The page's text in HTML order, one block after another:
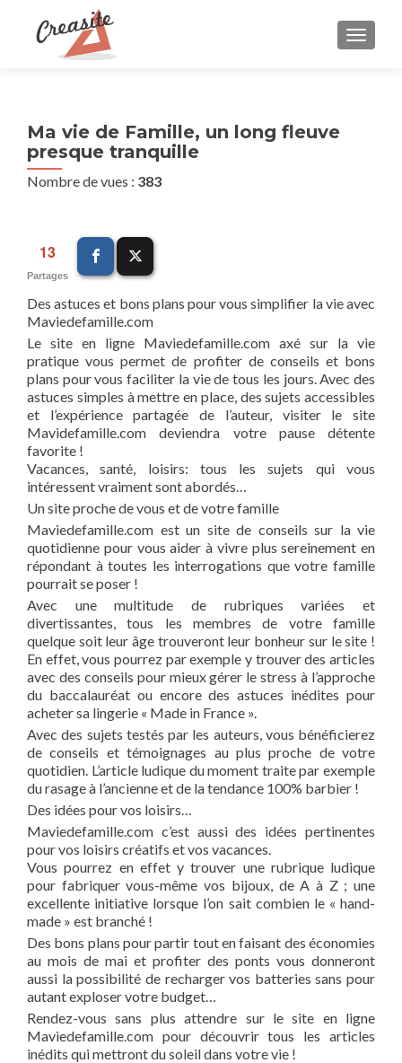
Ma vie de Famille, un long fleuve
presque tranquille
Nombre de vues : 383
13
Partages
Des astuces et bons plans pour vous simplifier la vie avec
Maviedefamille.com
Le site en ligne Maviedefamille.com axé sur la vie
pratique vous permet de profiter de conseils et bons
plans pour vous faciliter la vie de tous les jours. Avec des
astuces simples à mettre en place, des sujets accessibles
et l’expérience partagée de l’auteur, visiter le site
Mavidefamille.com deviendra votre pause détente
favorite !
Vacances, santé, loisirs: tous les sujets qui vous
intéressent vraiment sont abordés…
Un site proche de vous et de votre famille
Maviedefamille.com est un site de conseils sur la vie
quotidienne pour vous aider à vivre plus sereinement en
répondant à toutes les interrogations que votre famille
pourrait se poser !
Avec une multitude de rubriques variées et
divertissantes, tous les membres de votre famille
quelque soit leur âge trouveront leur bonheur sur le site !
En effet, vous pourrez par exemple y trouver des articles
avec des conseils pour mieux gérer le stress à l’approche
du baccalauréat ou encore des astuces inédites pour
acheter sa lingerie « Made in France ».
Avec des sujets testés par les auteurs, vous bénéficierez
de conseils et témoignages au plus proche de votre
quotidien. L’article ludique du moment traite par exemple
du rasage à l’ancienne et de la tendance 100% barbier !
Des idées pour vos loisirs…
Maviedefamille.com c’est aussi des idées pertinentes
pour vos loisirs créatifs et vos vacances.
Vous pourrez en effet y trouver une rubrique ludique
pour fabriquer vous-même vos bijoux, de A à Z ; une
excellente initiative lorsque l’on sait combien le « hand-
made » est branché !
Des bons plans pour partir tout en faisant des économies
au mois de mai et profiter des ponts vous donneront
aussi la possibilité de recharger vos batteries sans pour
autant exploser votre budget…
Rendez-vous sans plus attendre sur le site en ligne
Maviedefamille.com pour découvrir tous les articles
inédits qui mettront du soleil dans votre vie !